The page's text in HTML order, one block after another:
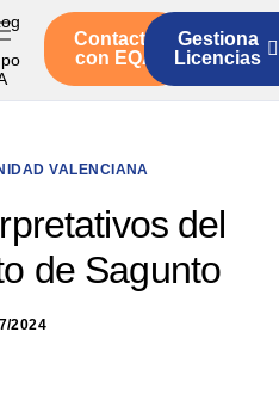
Contacto
con EQA
Gestiona
Licencias
VALENCIANA
del
de Sagunto
2024